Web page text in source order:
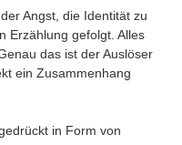
Angst, die Identität zu
Erzählung gefolgt. Alles
das ist der Auslöser
ein Zusammenhang
in Form von